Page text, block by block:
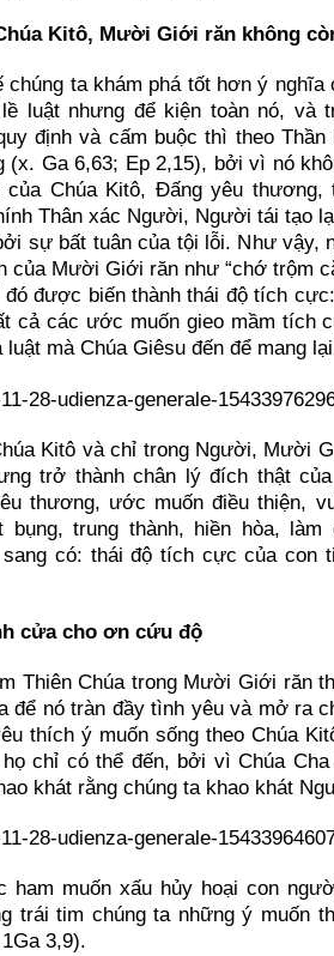
Kitô, Mười Giới răn không
chúng ta khám phá tốt hơn ý nghĩa
luật nhưng để kiện toàn nó, và
định và cấm buộc thì theo
(x. Ga 6,63; Ep 2,15), bởi vì nó
của Chúa Kitô, Đấng yêu
Thân xác Người, Người tái tạo
sự bất tuân của tội lỗi. Như vậy,
của Mười Giới răn như “chớ trộm
đó được biến thành thái độ tích
cả các ước muốn gieo mầm tích
luật mà Chúa Giêsu đến để mang
Kitô và chỉ trong Người, Mười
trở thành chân lý đích thật
thương, ước muốn điều thiện,
bụng, trung thành, hiền hòa,
sang có: thái độ tích cực của con
cửa cho ơn cứu độ
Thiên Chúa trong Mười Giới răn
để nó tràn đầy tình yêu và mở ra
thích ý muốn sống theo Chúa
chỉ có thể đến, bởi vì Chúa
khát rằng chúng ta khao khát
ham muốn xấu hủy hoại con
trái tim chúng ta những ý muốn
3,9).